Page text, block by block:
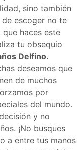
sino también
de escoger no te
haces este
tu obsequio
Delfino.
deseamos que
de muchos
por
del mundo.
y no
¡No busques
a entre tus manos